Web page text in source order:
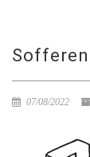
07/08/2022